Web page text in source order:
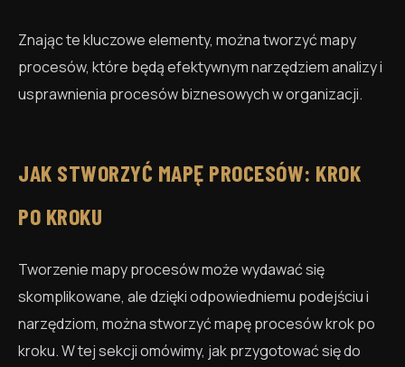
Znając te kluczowe elementy, można tworzyć mapy
procesów, które będą efektywnym narzędziem analizy i
usprawnienia procesów biznesowych w organizacji.
JAK STWORZYĆ MAPĘ PROCESÓW: KROK
PO KROKU
Tworzenie mapy procesów może wydawać się
skomplikowane, ale dzięki odpowiedniemu podejściu i
narzędziom, można stworzyć mapę procesów krok po
kroku. W tej sekcji omówimy, jak przygotować się do